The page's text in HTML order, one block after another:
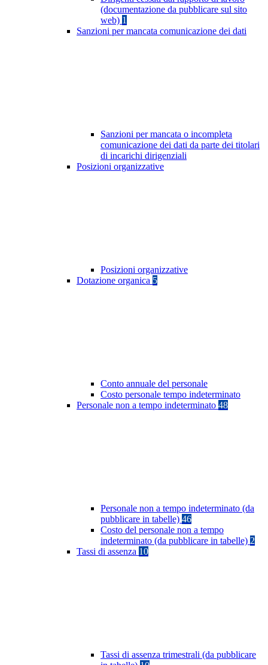
(documentazione da pubblicare sul sito
web) 1
Sanzioni per mancata comunicazione dei dati
Sanzioni per mancata o incompleta
comunicazione dei dati da parte dei titolari
di incarichi dirigenziali
Posizioni organizzative
Posizioni organizzative
Dotazione organica 5
Conto annuale del personale
Costo personale tempo indeterminato
Personale non a tempo indeterminato 48
Personale non a tempo indeterminato (da
pubblicare in tabelle) 46
Costo del personale non a tempo
indeterminato (da pubblicare in tabelle) 2
Tassi di assenza 10
Tassi di assenza trimestrali (da pubblicare